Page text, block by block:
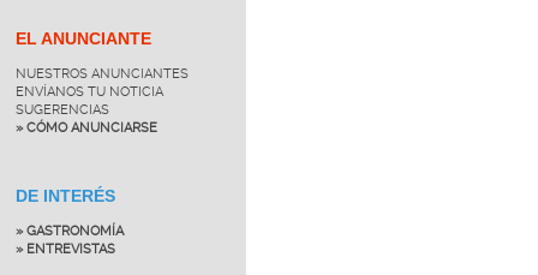
EL ANUNCIANTE
NUESTROS ANUNCIANTES
ENVÍANOS TU NOTICIA
SUGERENCIAS
» CÓMO ANUNCIARSE
DE INTERÉS
» GASTRONOMÍA
» ENTREVISTAS